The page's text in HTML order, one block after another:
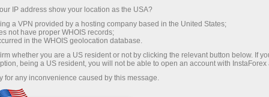
182.382 (%) 07 Aug 2026 20:59
Buy
182.382
182.352
Traders' feedback
IP address show your location as the USA?
a VPN provided by a hosting company based in the United States;
not have proper WHOIS records;
in the WHOIS geolocation database.
whether you are a US resident or not by clicking the relevant button below. If
being a US resident, you will not be able to open an account with InstaForex
for any inconvenience caused by this message.